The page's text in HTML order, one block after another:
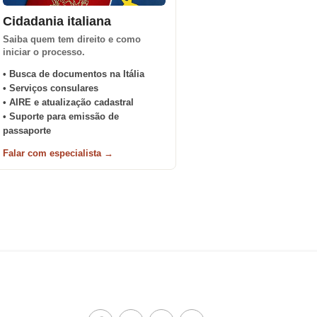
Cidadania italiana
Saiba quem tem direito e como
iniciar o processo.
• Busca de documentos na Itália
• Serviços consulares
• AIRE e atualização cadastral
• Suporte para emissão de
passaporte
Falar com especialista →